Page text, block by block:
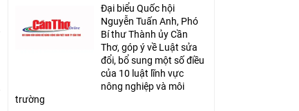
Đại biểu Quốc hội
Nguyễn Tuấn Anh, Phó
Bí thư Thành ủy Cần
Thơ, góp ý về Luật sửa
đổi, bổ sung một số điều
của 10 luật lĩnh vực
nông nghiệp và môi
trường